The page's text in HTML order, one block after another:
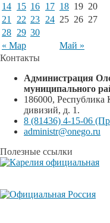
« Мар Май »
14 15 16 17 18 19 20
21
22 23 24 25 26 27
28 29 30
Контакты
Администрация
муниципального
186000, Республика
дивизий, д. 1.
8 (81436) 4-15-06
administr@onego.ru
Полезные ссылки